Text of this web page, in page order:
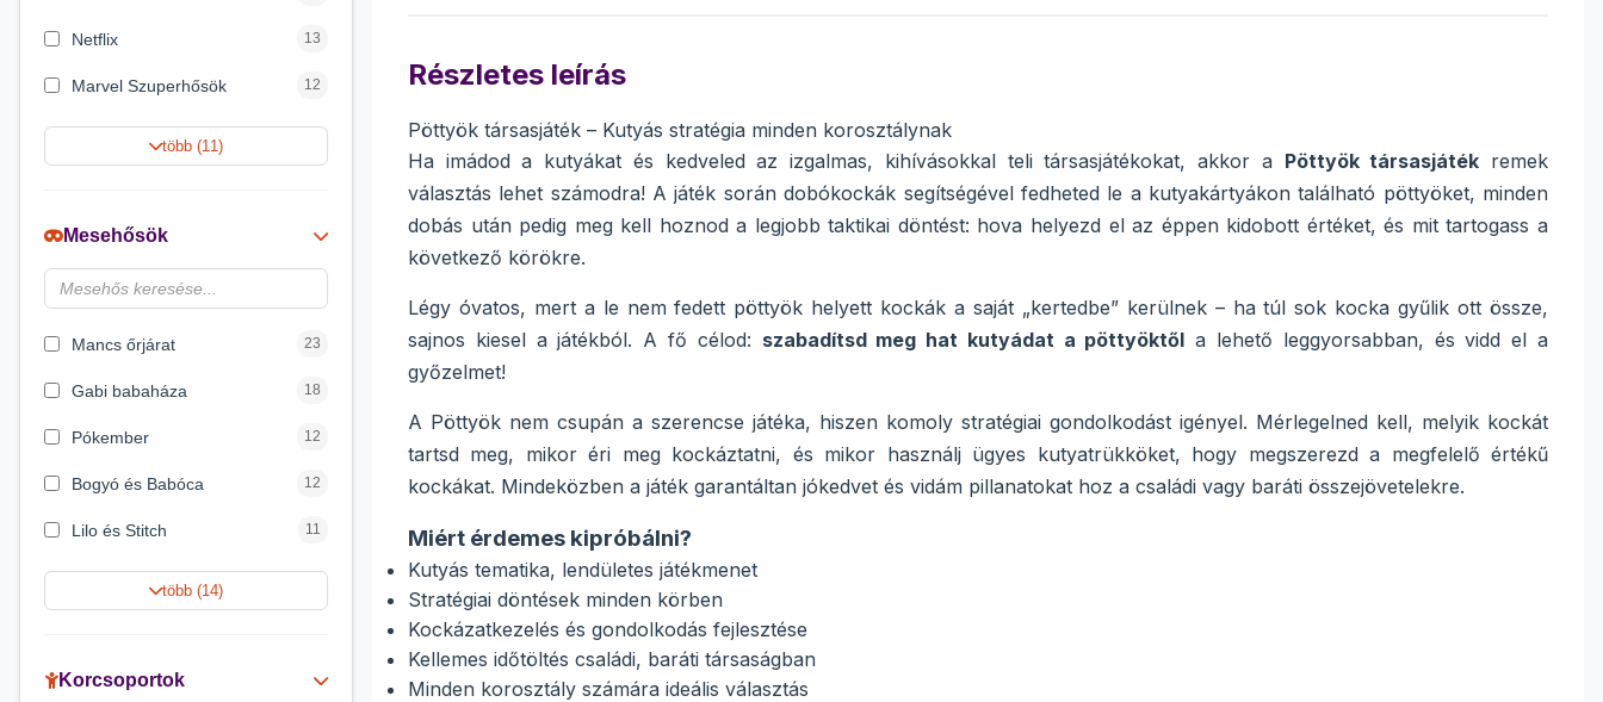
Netflix 13
Marvel Szuperhősök 12
Rubik bűvös kocka 10
Noris
Disney hercegnők 6
több (11)
Mesehősök
Mancs őrjárat 23
Gabi babaháza 18
Pókember 12
Bogyó és Babóca 12
Lilo és Stitch 11
Jégvarázs 9
Peppa malac
több (14)
Korcsoportok
Részletes leírás
Pöttyök társasjáték – Kutyás stratégia minden korosztálynak
Ha imádod a kutyákat és kedveled az izgalmas, kihívásokkal teli társasjátékokat, akkor a Pöttyök társasjáték remek
választás lehet számodra! A játék során dobókockák segítségével fedheted le a kutyakártyákon található pöttyöket, minden
dobás után pedig meg kell hoznod a legjobb taktikai döntést: hova helyezd el az éppen kidobott értéket, és mit tartogass a
következő körökre.
Légy óvatos, mert a le nem fedett pöttyök helyett kockák a saját „kertedbe” kerülnek – ha túl sok kocka gyűlik ott össze,
sajnos kiesel a játékból. A fő célod: szabadítsd meg hat kutyádat a pöttyöktől a lehető leggyorsabban, és vidd el a
győzelmet!
A Pöttyök nem csupán a szerencse játéka, hiszen komoly stratégiai gondolkodást igényel. Mérlegelned kell, melyik kockát
tartsd meg, mikor éri meg kockáztatni, és mikor használj ügyes kutyatrükköket, hogy megszerezd a megfelelő értékű
kockákat. Mindeközben a játék garantáltan jókedvet és vidám pillanatokat hoz a családi vagy baráti összejövetelekre.
Miért érdemes kipróbálni?
Kutyás tematika, lendületes játékmenet
Stratégiai döntések minden körben
Kockázatkezelés és gondolkodás fejlesztése
Kellemes időtöltés családi, baráti társaságban
Minden korosztály számára ideális választás